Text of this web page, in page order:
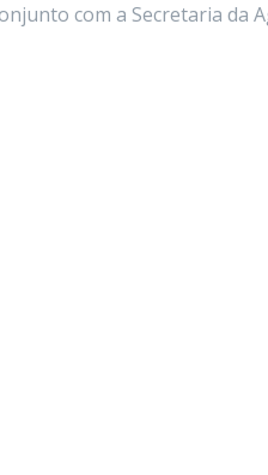
com a Secretaria da